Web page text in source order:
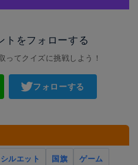
トをフォローする
ってクイズに挑戦しよう！
フォローする
ルエット 国旗
ゲーム